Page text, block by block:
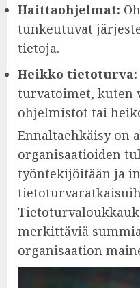
Haittaohjelmat:
tunkeutuvat
tietoja.
Heikko tietoturva:
turvatoimet, kuten
ohjelmistot tai
Ennaltaehkäisy on
organisaatioiden
työntekijöitään ja
merkittäviä
organisaation